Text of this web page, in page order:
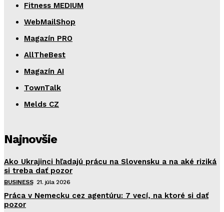
Fitness MEDIUM
WebMailShop
Magazín PRO
AllTheBest
Magazín AI
TownTalk
Melds CZ
Najnovšie
Ako Ukrajinci hľadajú prácu na Slovensku a na aké riziká
si treba dať pozor
BUSINESS 21. júla 2026
Práca v Nemecku cez agentúru: 7 vecí, na ktoré si dať
pozor